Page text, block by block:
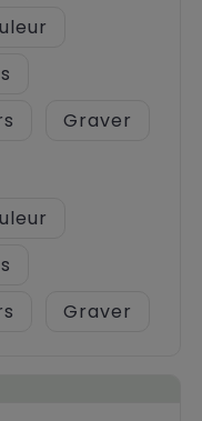
Graver
Graver